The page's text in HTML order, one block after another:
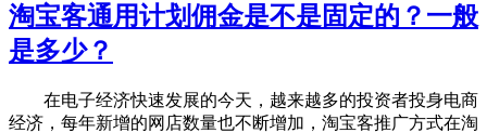
淘宝客通用计划佣金是不是固定的？一般
是多少？
在电子经济快速发展的今天，越来越多的投资者投身电商
经济，每年新增的网店数量也不断增加，淘宝客推广方式在淘